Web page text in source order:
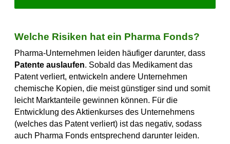
Welche Risiken hat ein Pharma Fonds?
Pharma-Unternehmen leiden häufiger darunter, dass
Patente auslaufen. Sobald das Medikament das
Patent verliert, entwickeln andere Unternehmen
chemische Kopien, die meist günstiger sind und somit
leicht Marktanteile gewinnen können. Für die
Entwicklung des Aktienkurses des Unternehmens
(welches das Patent verliert) ist das negativ, sodass
auch Pharma Fonds entsprechend darunter leiden.